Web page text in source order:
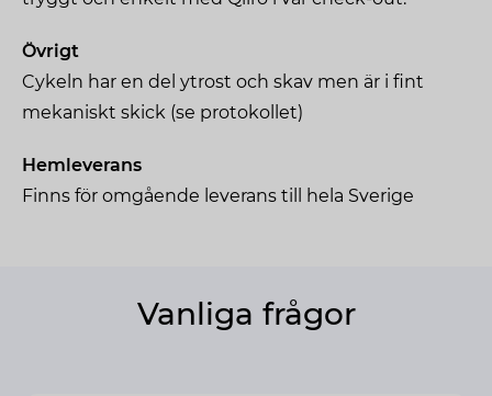
Övrigt
Cykeln har en del ytrost och skav men är i fint
mekaniskt skick (se protokollet)
Hemleverans
Finns för omgående leverans till hela Sverige
Vanliga frågor